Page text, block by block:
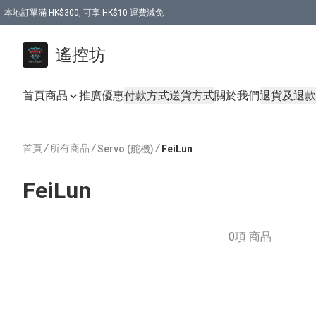
本地訂單滿 HK$300, 可享 HK$10 運費減免
遙控坊
首頁商品 推廣優惠付款方式送貨方式關於我們退貨及退
首頁/ 所有商品 /Servo (舵機) / FeiLun
FeiLun
0項 商品